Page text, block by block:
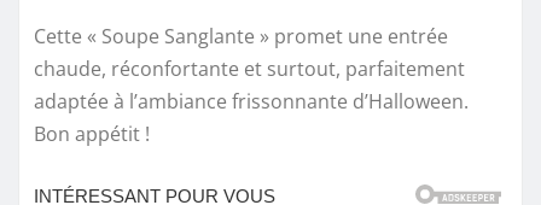
Cette « Soupe Sanglante » promet une entrée
chaude, réconfortante et surtout, parfaitement
adaptée à l’ambiance frissonnante d’Halloween.
Bon appétit !